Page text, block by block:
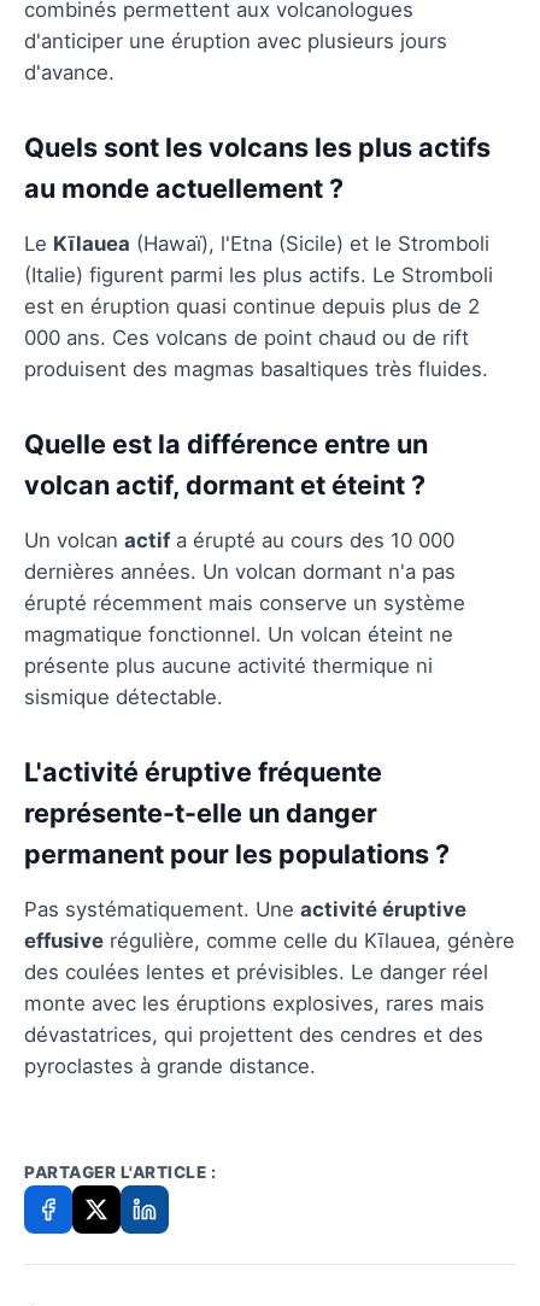
combinés permettent aux volcanologues
d'anticiper une éruption avec plusieurs jours
d'avance.
Quels sont les volcans les plus actifs
au monde actuellement ?
Le Kīlauea (Hawaï), l'Etna (Sicile) et le Stromboli
(Italie) figurent parmi les plus actifs. Le Stromboli
est en éruption quasi continue depuis plus de 2
000 ans. Ces volcans de point chaud ou de rift
produisent des magmas basaltiques très fluides.
Quelle est la différence entre un
volcan actif, dormant et éteint ?
Un volcan actifa érupté au cours des 10 000
dernières années. Un volcan dormant n'a pas
érupté récemment mais conserve un système
magmatique fonctionnel. Un volcan éteint ne
présente plus aucune activité thermique ni
sismique détectable.
L'activité éruptive fréquente
représente-t-elle un danger
permanent pour les populations ?
Pas systématiquement. Une activité éruptive
effusive régulière, comme celle du Kīlauea, génère
des coulées lentes et prévisibles. Le danger réel
monte avec les éruptions explosives, rares mais
dévastatrices, qui projettent des cendres et des
pyroclastes à grande distance.
PARTAGER L'ARTICLE :